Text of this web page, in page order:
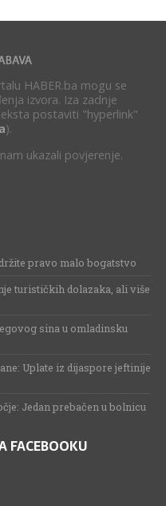
HABER.ba mogu se
izvora. Iza zadnje
postaviti "hyperlink"
).
ukazali povjerenje.
pravo malo bogatstvo
turističkih dolazaka, ali više
sina u omladinsku
Uplate iz dijaspore jeftinije
Jedan prebačen u bolnicu
FACEBOOKU